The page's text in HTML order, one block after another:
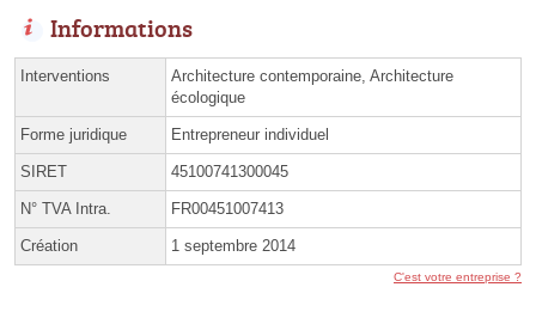
Informations
Interventions
Architecture contemporaine, Architecture
écologique
Forme juridique Entrepreneur individuel
SIRET 45100741300045
N° TVA Intra. FR00451007413
Création 1 septembre 2014
C'est votre entreprise ?